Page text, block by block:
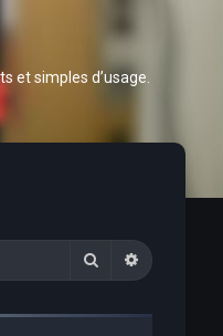
et simples d’usage.
Rechercher